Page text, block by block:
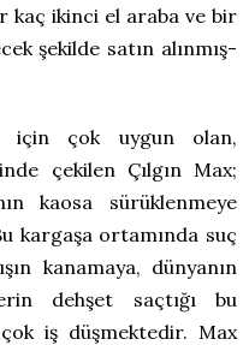
kaç ikinci el araba ve bir
şekilde satın alınmış-
için çok uygun olan,
çekilen Çılgın Max;
kaosa sürüklenmeye
kargaşa ortamında suç
kanamaya, dünyanın
dehşet saçtığı bu
iş düşmektedir. Max